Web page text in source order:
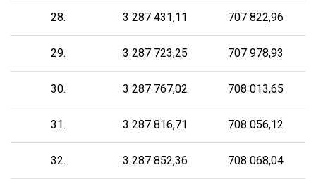
28. 3 287 431,11 707 822,96
29. 3 287 723,25 707 978,93
30. 3 287 767,02 708 013,65
31. 3 287 816,71 708 056,12
32. 3 287 852,36 708 068,04